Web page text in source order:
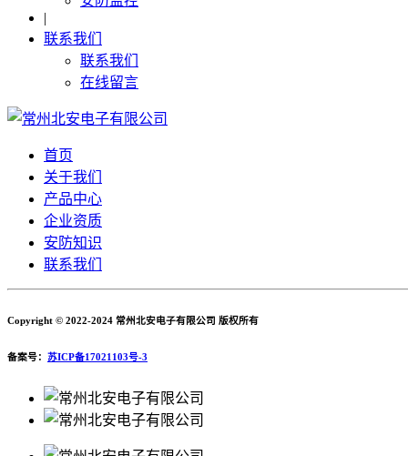
|
联系我们
联系我们
在线留言
首页
关于我们
产品中心
企业资质
安防知识
联系我们
Copyright © 2022-2024 常州北安电子有限公司 版权所有
备案号： 苏ICP备17021103号-3